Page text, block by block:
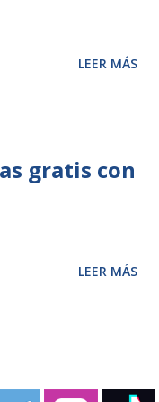
LEER MÁS
gratis con
LEER MÁS